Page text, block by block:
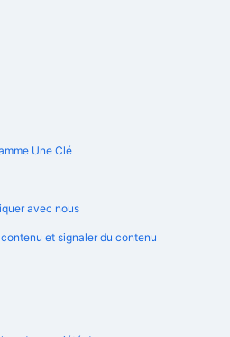
Une Clé
avec nous
et signaler du contenu